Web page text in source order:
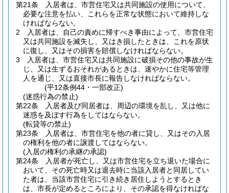
第21条
入居者は、市営住宅又は共同施設の使用について、
必要な注意を払い、これらを正常な状態において維持しな
ければならない。
2
入居者は、自己の責めに帰すべき事由によって、市営住宅
又は共同施設を滅失し、又はき損したときは、これを原状
に復し、又はその損害を賠償しなければならない。
3
入居者は、市営住宅又は共同施設に破損その他の事故が生
じ、又は生ずるおそれがあるときは、速やかに住宅等管理
人を通じ、又は直接市長に報告しなければならない。
(平12条例44・一部改正)
(迷惑行為の禁止)
第22条
入居者及び同居者は、周辺の環境を乱し、又は他に
迷惑を及ぼす行為をしてはならない。
(転貸等の禁止)
第23条
入居者は、市営住宅を他の者に貸し、又はその入居
の権利を他の者に譲渡してはならない。
(入居の権利の承継の承認)
第24条
入居者が死亡し、又は市営住宅を立ち退いた場合に
おいて、その死亡時又は退去時に当該入居者と同居してい
た者は、当該市営住宅に引き続き居住しようとするとき
は、市長が定めるところにより、その承認を得なければな